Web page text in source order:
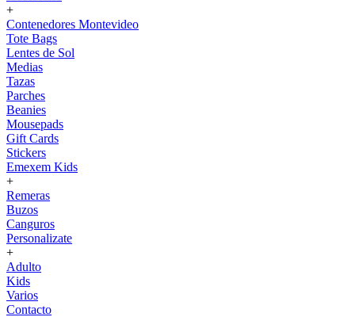
+
Contenedores Montevideo
Tote Bags
Lentes de Sol
Medias
Tazas
Parches
Beanies
Mousepads
Gift Cards
Stickers
Emexem Kids
+
Remeras
Buzos
Canguros
Personalizate
+
Adulto
Kids
Varios
Contacto